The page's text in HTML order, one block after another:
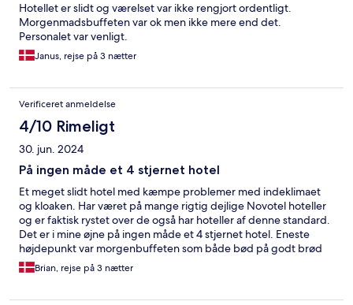
Hotellet er slidt og værelset var ikke rengjort ordentligt.
Morgenmadsbuffeten var ok men ikke mere end det.
Personalet var venligt.
Janus, rejse på 3 nætter
Verificeret anmeldelse
4/10 Rimeligt
30. jun. 2024
På ingen måde et 4 stjernet hotel
Et meget slidt hotel med kæmpe problemer med indeklimaet
og kloaken. Har været på mange rigtig dejlige Novotel hoteller
og er faktisk rystet over de også har hoteller af denne standard.
Det er i mine øjne på ingen måde et 4 stjernet hotel. Eneste
højdepunkt var morgenbuffeten som både bød på godt brød
og gode kager. Vi kommer dog aldrig igen.
Brian, rejse på 3 nætter